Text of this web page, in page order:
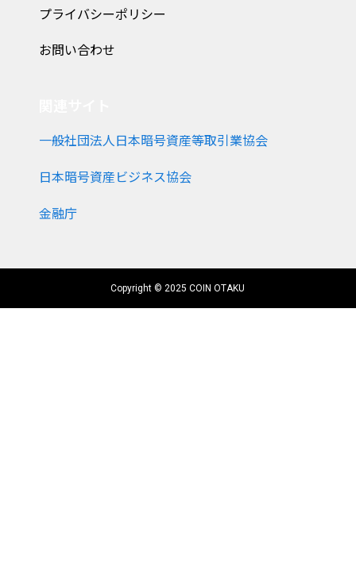
プライバシーポリシー
お問い合わせ
一般社団法人日本暗号資産等取引業協会
日本暗号資産ビジネス協会
金融庁
Copyright © 2025 COIN OTAKU